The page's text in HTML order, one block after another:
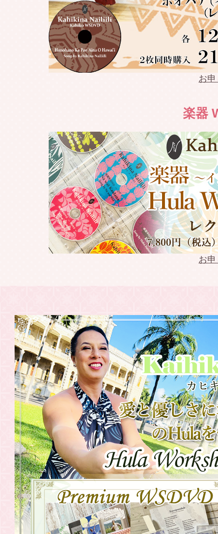
2022.03.27 Weldon
2022.03.26 Weldon
2022.03.21 Weldon
2022.03.13 Weldon
2022.03.13 Keoki
2022.03.12 Keoki
2022.02.10 keoki
模範演技
2021.08.23 WSDVD
2021.07.31 WSDVD
2021.07.30
20201年
中国・関西
2021.07.30
20201年
関東〉
2021.06.19 WSDVD「
2021.06.17 東京・横
2021.06.17 6月26日（
お
楽器
お